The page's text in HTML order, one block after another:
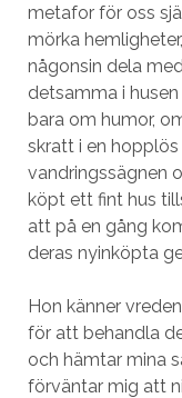
metafor för oss
mörka
någonsin dela
detsamma i
bara om humor,
skratt i en
vandringssägnen
köpt ett fint hus
att på en gång
deras nyinköpta
Hon känner
för att behandla
och hämtar mina
förväntar mig att